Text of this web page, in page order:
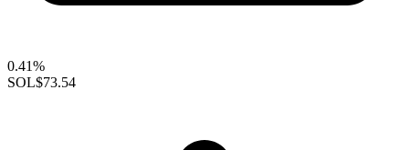
0.41%
SOL$73.54